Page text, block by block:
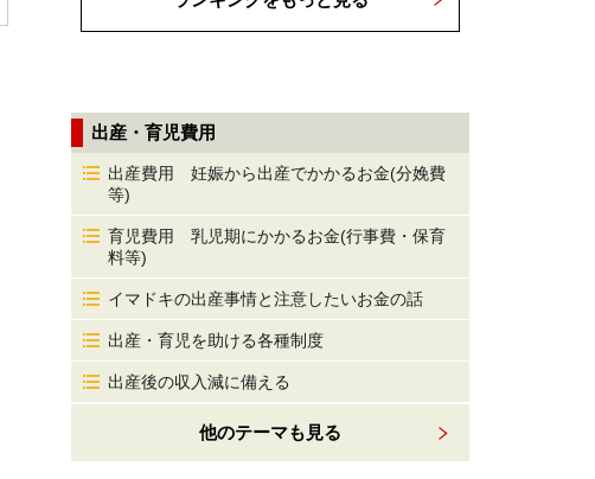
出産・育児費用
出産費用 妊娠から出産でかかるお金(分娩費
等)
育児費用 乳児期にかかるお金(行事費・保育
料等)
イマドキの出産事情と注意したいお金の話
出産・育児を助ける各種制度
出産後の収入減に備える
他のテーマも見る